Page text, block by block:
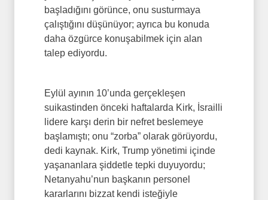
başladığını görünce, onu susturmaya
çalıştığını düşünüyor; ayrıca bu konuda
daha özgürce konuşabilmek için alan
talep ediyordu.
Eylül ayının 10’unda gerçekleşen
suikastinden önceki haftalarda Kirk, İsrailli
lidere karşı derin bir nefret beslemeye
başlamıştı; onu “zorba” olarak görüyordu,
dedi kaynak. Kirk, Trump yönetimi içinde
yaşananlara şiddetle tepki duyuyordu;
Netanyahu’nun başkanın personel
kararlarını bizzat kendi isteğiyle